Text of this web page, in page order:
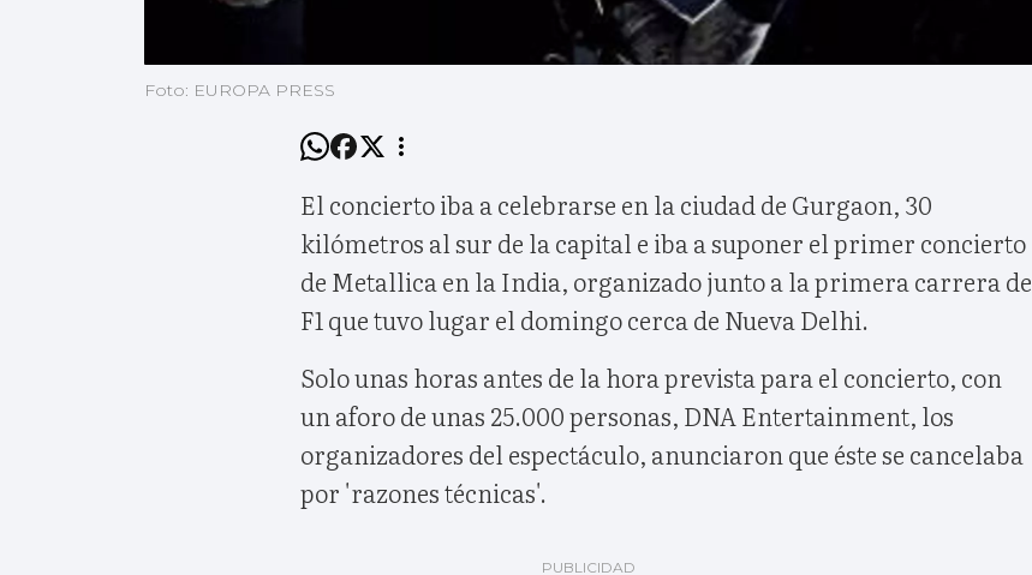
Foto: EUROPA PRESS
El concierto iba a celebrarse en la ciudad de Gurgaon, 30
kilómetros al sur de la capital e iba a suponer el primer concierto
de Metallica en la India, organizado junto a la primera carrera de
F1 que tuvo lugar el domingo cerca de Nueva Delhi.
Solo unas horas antes de la hora prevista para el concierto, con
un aforo de unas 25.000 personas, DNA Entertainment, los
organizadores del espectáculo, anunciaron que éste se cancelaba
por 'razones técnicas'.